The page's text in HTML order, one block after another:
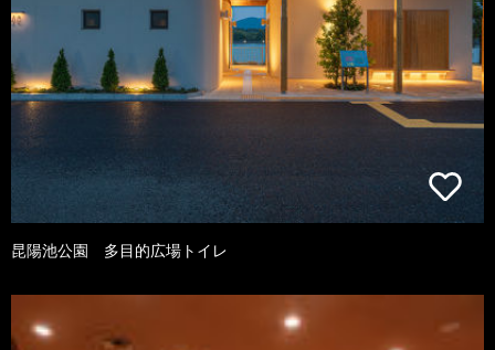
昆陽池公園 多目的広場トイレ